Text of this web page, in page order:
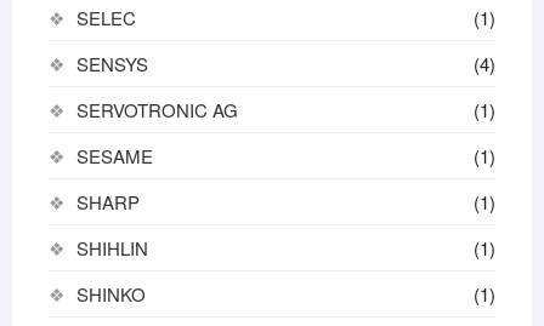
SELEC
(1)
SENSYS
(4)
SERVOTRONIC AG
(1)
SESAME
(1)
SHARP
(1)
SHIHLIN
(1)
SHINKO
(1)